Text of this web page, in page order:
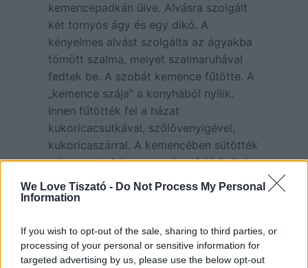
We Love Tiszató - Do Not Process My Personal
Information
If you wish to opt-out of the sale, sharing to third parties, or
processing of your personal or sensitive information for
targeted advertising by us, please use the below opt-out
kemencepadkán ülve. Alvásra szolgált
két tornyos ágy és egy dikó. A
kényelmes alvást szolgálta az ágyakba
tömött szalma, melyet szalmaruhával
fedtek be. A szobát kemence fűtötte. A
„kemence szája” a konyhából nyílik.
Innen fűtötték fel a házat
kukoricacsutkával, szőlővenyigével,
kukoricaszárral. A kemencében sütötték
a kenyeret. A kemence és a fal közötti
kellemes, meleg hely volt a sut, ahol
gyakran játszottak vagy aludtak a
A középső helyiség a konyha. A
beépített tűzhelyen főzött a